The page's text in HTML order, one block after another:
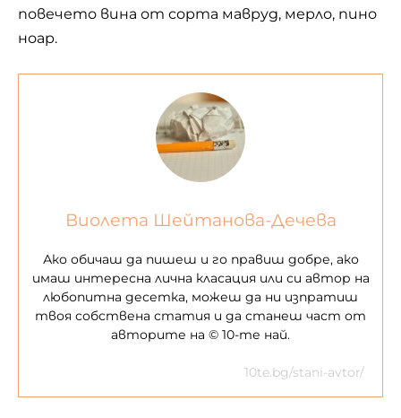
повечето вина от сорта мавруд, мерло, пино
ноар.
Виолета Шейтанова-Дечева
Ако обичаш да пишеш и го правиш добре, ако
имаш интересна лична класация или си автор на
любопитна десетка, можеш да ни изпратиш
твоя собствена статия и да станеш част от
авторите на © 10-те най.
10te.bg/stani-avtor/